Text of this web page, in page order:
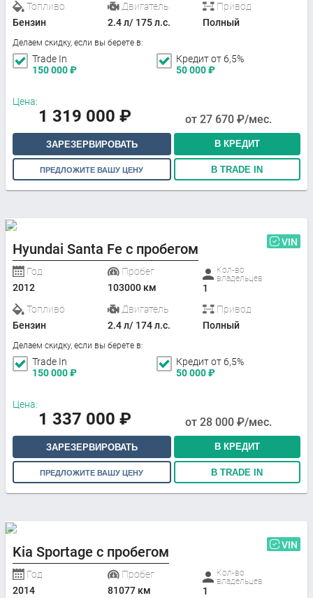
Топливо
Бензин
Двигатель
2.4 л/ 175 л.с.
Привод
Полный
Делаем скидку, если вы берете в:
Trade In
150 000₽
Кредит от 6,5%
50 000₽
Цена:
1 319 000 ₽ от 27 670 ₽/мес.
ЗАРЕЗЕРВИРОВАТЬ В КРЕДИТ
ПРЕДЛОЖИТЕ ВАШУ ЦЕНУ В TRADE IN
Hyundai Santa Fe с пробегом VIN
Год
2012
Пробег
103000 км
Кол-во
владельцев
1
Топливо
Бензин
Двигатель
2.4 л/ 174 л.с.
Привод
Полный
Делаем скидку, если вы берете в:
Trade In
150 000₽
Кредит от 6,5%
50 000₽
Цена:
1 337 000 ₽ от 28 000 ₽/мес.
ЗАРЕЗЕРВИРОВАТЬ В КРЕДИТ
ПРЕДЛОЖИТЕ ВАШУ ЦЕНУ В TRADE IN
Kia Sportage с пробегом VIN
Год
2014
Пробег
81077 км
Кол-во
владельцев
1